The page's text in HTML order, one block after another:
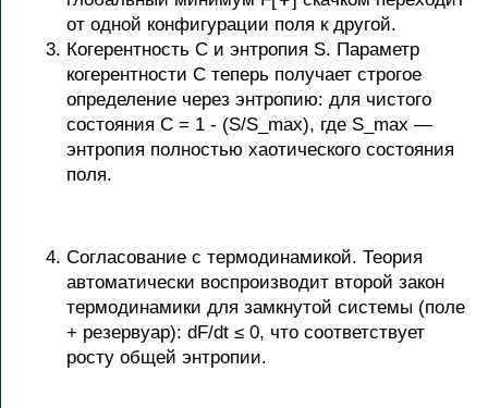
от одной конфигурации поля к другой.
Когерентность C и энтропия S. Параметр
когерентности C теперь получает строгое
определение через энтропию: для чистого
состояния C = 1 - (S/S_max), где S_max —
энтропия полностью хаотического состояния
поля.
Согласование с термодинамикой. Теория
автоматически воспроизводит второй закон
термодинамики для замкнутой системы (поле
+ резервуар): dF/dt ≤ 0, что соответствует
росту общей энтропии.